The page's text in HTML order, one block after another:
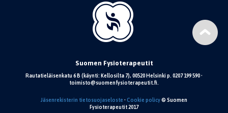
Suomen Fysioterapeutit
Rautatieläisenkatu 6 B (käynti: Kellosilta 7), 00520 Helsinki p. 0207 199 590 •
toimisto@suomenfysioterapeutit.fi.
Jäsenrekisterin tietosuojaseloste • Cookie policy© Suomen
Fysioterapeutit 2017